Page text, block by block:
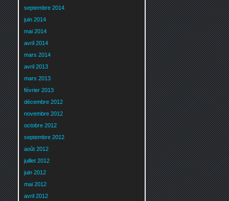
septembre 2014
juin 2014
mai 2014
avril 2014
mars 2014
avril 2013
mars 2013
février 2013
décembre 2012
novembre 2012
octobre 2012
septembre 2012
août 2012
juillet 2012
juin 2012
mai 2012
avril 2012